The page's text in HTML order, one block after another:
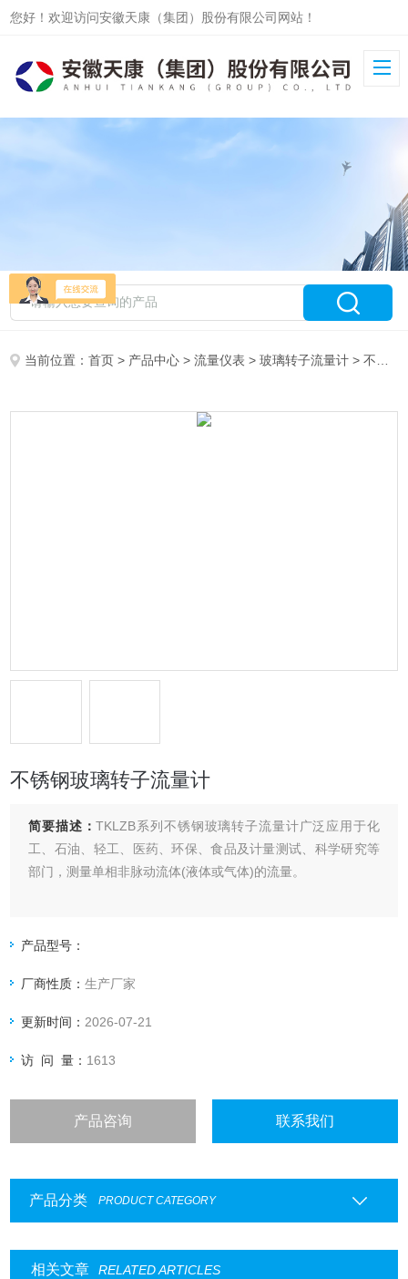
您好！欢迎访问安徽天康（集团）股份有限公司网站！
当前位置：首页 > 产品中心 >流量仪表 >玻璃转子流量计 > 不锈钢玻璃转子流量计
不锈钢玻璃转子流量计
简要描述：TKLZB系列不锈钢玻璃转子流量计广泛应用于化
工、石油、轻工、医药、环保、食品及计量测试、科学研究等
部门，测量单相非脉动流体(液体或气体)的流量。
产品型号：
厂商性质：生产厂家
更新时间： 2026-07-21
访 问 量： 1613
产品咨询 联系我们
产品分类 PRODUCT CATEGORY
相关文章 RELATED ARTICLES